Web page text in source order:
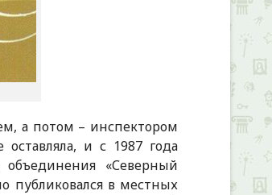
а потом – инспектором
и с 1987 года
«Северный
публиковался в местных